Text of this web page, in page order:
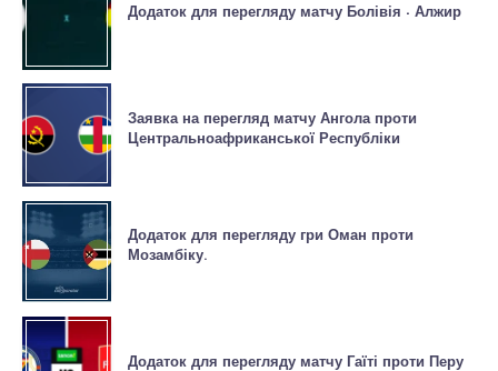
Додаток для перегляду матчу Болівія - Алжир
Заявка на перегляд матчу Ангола проти
Центральноафриканської Республіки
Додаток для перегляду гри Оман проти
Мозамбіку.
Додаток для перегляду матчу Гаїті проти Перу